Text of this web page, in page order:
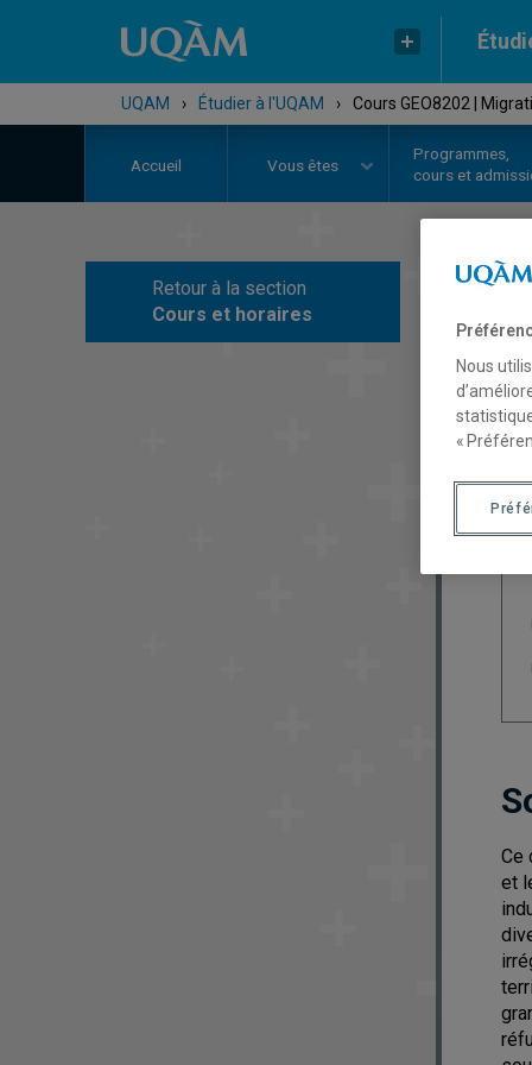
UQAM › Étudier à l'UQAM › Cours GEO8202 |
Accueil Vous êtes
Programmes,
cours et
Retour à la section
Cours et horaires
Ce
et
Nous
«